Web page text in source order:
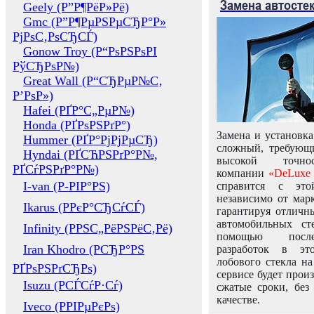
Geely (Р”Р¶РёР»Рё)
Gmc (Р”Р¶РµРЅРµСЂР°Р»
РјРѕС‚РѕСЂСЃ)
Gonow Troy (Р“РѕРЅРѕРІ
РўСЂРѕР№)
Great Wall (Р“СЂРµР№С‚
Р’РѕР»)
Hafei (РҐР°С„РµР№)
Honda (РҐРѕРЅРґР°)
Hummer (РҐР°РјРјРµСЂ)
Hyndai (РҐСЋРЅРґР°Р№,
РҐСѓРЅРґР°Р№)
I-van (Р-РІР°РЅ)
Ikarus (РРєР°СЂСѓСЃ)
Infinity (РРЅС„РёРЅРёС‚Рё)
Iran Khodro (РСЂР°РЅ
РҐРѕРЅРґСЂРѕ)
Isuzu (РСЃСѓР·Сѓ)
Iveco (РРІРµРєРѕ)
Замена
Замена и
сложный,
высокой
компании «DeLuxe
справится с
независимо от
гарантируя
автомобильных
помощью
разработок в
лобового стекла
сервисе будет
сжатые сроки,
качестве.